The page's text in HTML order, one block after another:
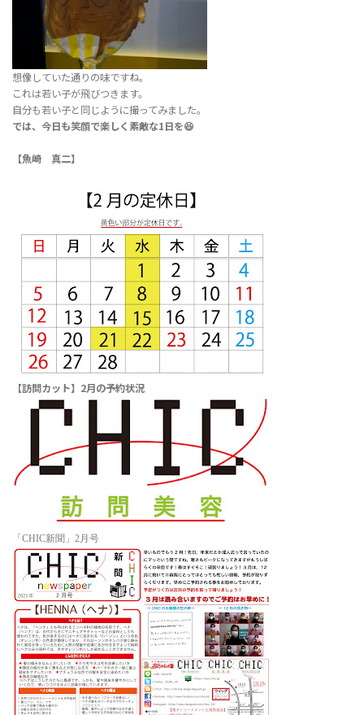
想像していた通りの味ですね。
これは若い子が飛びつきます。
自分も若い子と同じように撮ってみました。
では、今日も笑顔で楽しく素敵な1日を😆
【魚崎 真二】
【訪問カット】2月の予約状況
「CHIC新聞」2月号